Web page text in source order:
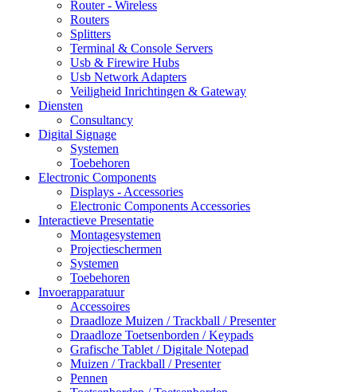
Router - Wireless
Routers
Splitters
Terminal & Console Servers
Usb & Firewire Hubs
Usb Network Adapters
Veiligheid Inrichtingen & Gateway
Diensten
Consultancy
Digital Signage
Systemen
Toebehoren
Electronic Components
Displays - Accessories
Electronic Components Accessories
Interactieve Presentatie
Montagesystemen
Projectieschermen
Systemen
Toebehoren
Invoerapparatuur
Accessoires
Draadloze Muizen / Trackball / Presenter
Draadloze Toetsenborden / Keypads
Grafische Tablet / Digitale Notepad
Muizen / Trackball / Presenter
Pennen